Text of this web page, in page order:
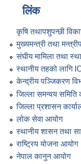
लिंक
कृषि तथापशुपन्छी
मुख्यमन्त्री तथा
संघीय मामिला तथा
स्थानीय तहको लागि
केन्द्रीय पञ्जिकरण
जिल्ला समन्वय
जिल्ला प्रशासन
लोक सेवा आयोग
स्थानीय शासन तथा
राष्ट्रिय योजना आयोग
नेपाल कानुन आयोग